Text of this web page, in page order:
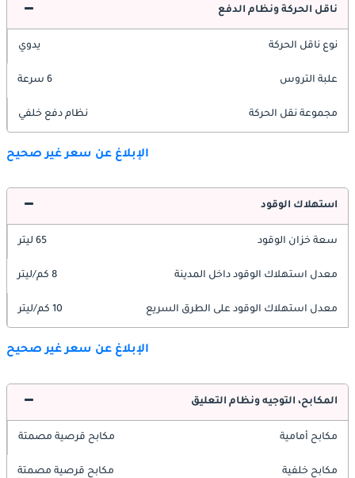
ناقل الحركة ونظام الدفع
نوع ناقل الحركة يدوي
علبة التروس 6 سرعة
مجموعة نقل الحركة نظام دفع خلفي
الإبلاغ عن سعر غير صحيح
استهلاك الوقود
سعة خزان الوقود 65 ليتر
معدل استهلاك الوقود داخل المدينة 8 كم/ليتر
معدل استهلاك الوقود على الطرق السريع 10 كم/ليتر
الإبلاغ عن سعر غير صحيح
المكابح، التوجيه ونظام التعليق
مكابح أمامية مكابح قرصية مصمتة
مكابح خلفية مكابح قرصية مصمتة